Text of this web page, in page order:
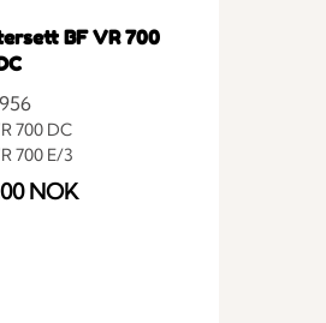
BF VR 700
700 DC
700 E/3
NOK